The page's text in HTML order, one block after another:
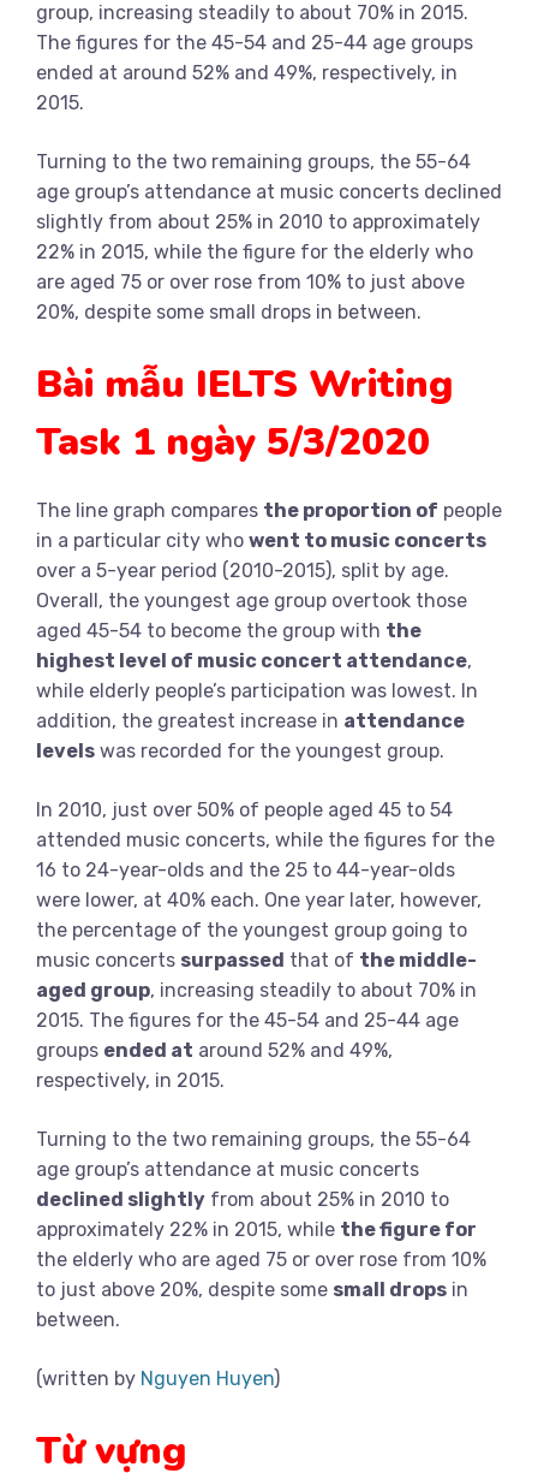
group, increasing steadily to about 70% in 2015.
The figures for the 45-54 and 25-44 age groups
ended at around 52% and 49%, respectively, in
2015.
Turning to the two remaining groups, the 55-64
age group’s attendance at music concerts declined
slightly from about 25% in 2010 to approximately
22% in 2015, while the figure for the elderly who
are aged 75 or over rose from 10% to just above
20%, despite some small drops in between.
Bài mẫu IELTS Writing
Task 1 ngày 5/3/2020
The line graph compares the proportion of people
in a particular city who went to music concerts
over a 5-year period (2010-2015), split by age.
Overall, the youngest age group overtook those
aged 45-54 to become the group with the
highest level of music concert attendance,
while elderly people’s participation was lowest. In
addition, the greatest increase in attendance
levels was recorded for the youngest group.
In 2010, just over 50% of people aged 45 to 54
attended music concerts, while the figures for the
16 to 24-year-olds and the 25 to 44-year-olds
were lower, at 40% each. One year later, however,
the percentage of the youngest group going to
music concerts surpassed that of the middle-
aged group, increasing steadily to about 70% in
2015. The figures for the 45-54 and 25-44 age
groups ended at around 52% and 49%,
respectively, in 2015.
Turning to the two remaining groups, the 55-64
age group’s attendance at music concerts
declined slightly from about 25% in 2010 to
approximately 22% in 2015, while the figure for
the elderly who are aged 75 or over rose from 10%
to just above 20%, despite some small drops in
between.
(written by Nguyen Huyen)
Từ vựng